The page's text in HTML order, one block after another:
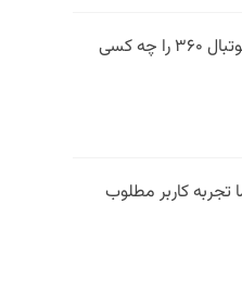
فیلتر در وقت اضافه؛ فوتبال ۳۶۰ را چه کسی
کاربر مطلوب